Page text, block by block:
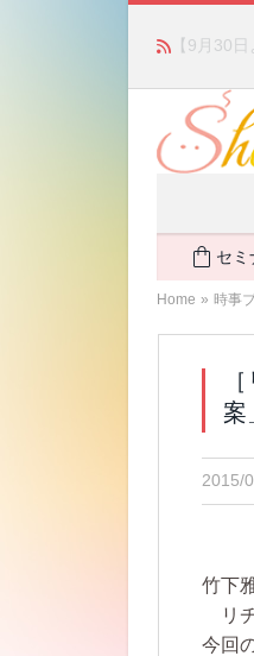
かつて愛
セミ
Home » 時事
案
2015/
竹下
リチ
今回